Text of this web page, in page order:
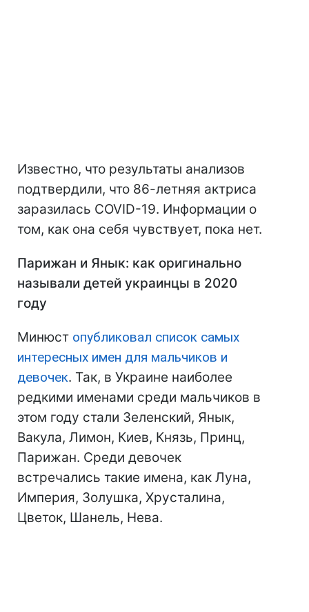
Известно, что результаты анализов
подтвердили, что 86-летняя актриса
заразилась COVID-19. Информации о
том, как она себя чувствует, пока нет.
Парижан и Янык: как оригинально
называли детей украинцы в 2020
году
Минюст опубликовал список самых
интересных имен для мальчиков и
девочек. Так, в Украине наиболее
редкими именами среди мальчиков в
этом году стали Зеленский, Янык,
Вакула, Лимон, Киев, Князь, Принц,
Парижан. Среди девочек
встречались такие имена, как Луна,
Империя, Золушка, Хрусталина,
Цветок, Шанель, Нева.